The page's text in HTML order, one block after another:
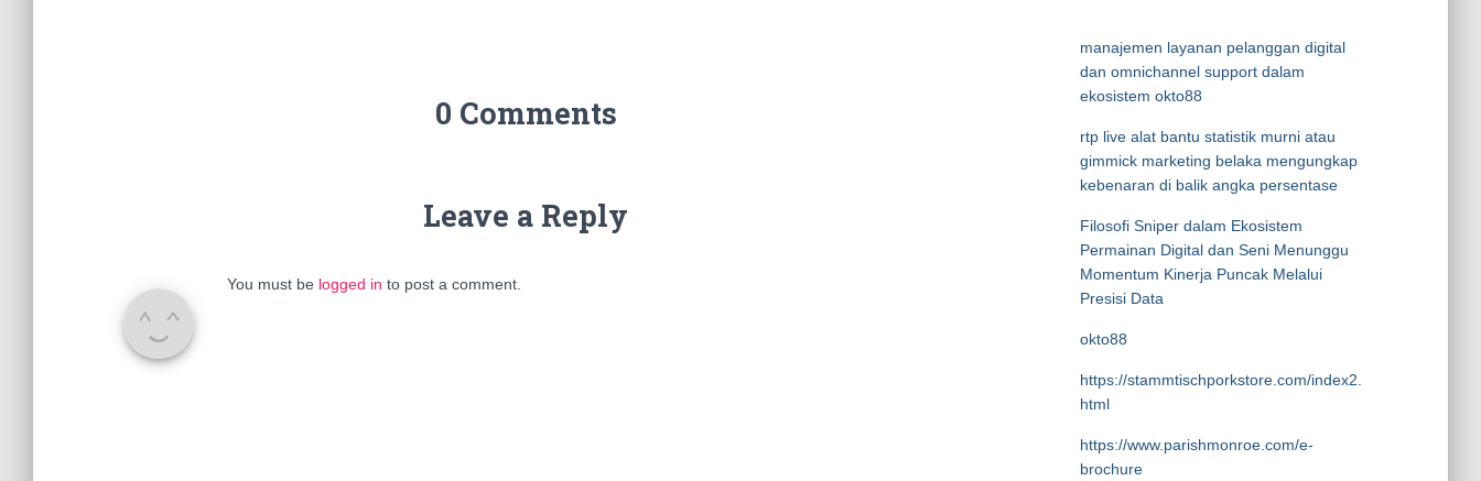
0 Comments
Leave a Reply
You must be logged in to post a comment.
manajemen layanan pelanggan digital
dan omnichannel support dalam
ekosistem okto88
rtp live alat bantu statistik murni atau
gimmick marketing belaka mengungkap
kebenaran di balik angka persentase
Filosofi Sniper dalam Ekosistem
Permainan Digital dan Seni Menunggu
Momentum Kinerja Puncak Melalui
Presisi Data
okto88
https://stammtischporkstore.com/index2.
html
https://www.parishmonroe.com/e-
brochure